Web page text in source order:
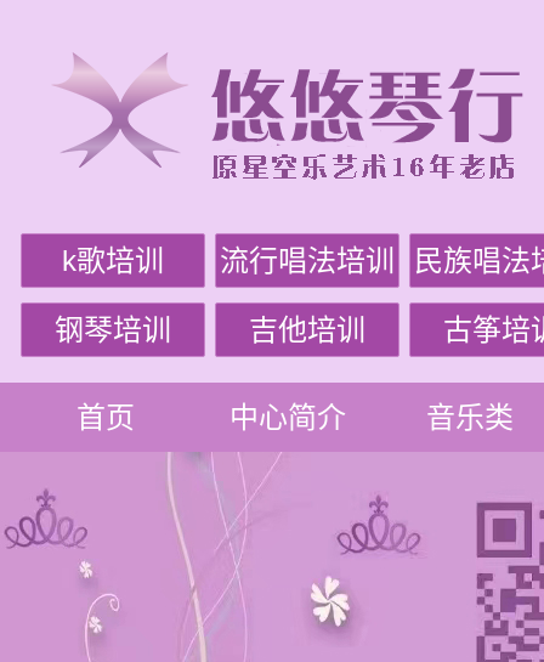
k歌培训 流行唱法培训 民族唱法
钢琴培训 吉他培训 古筝培
首页 中心简介 音乐类